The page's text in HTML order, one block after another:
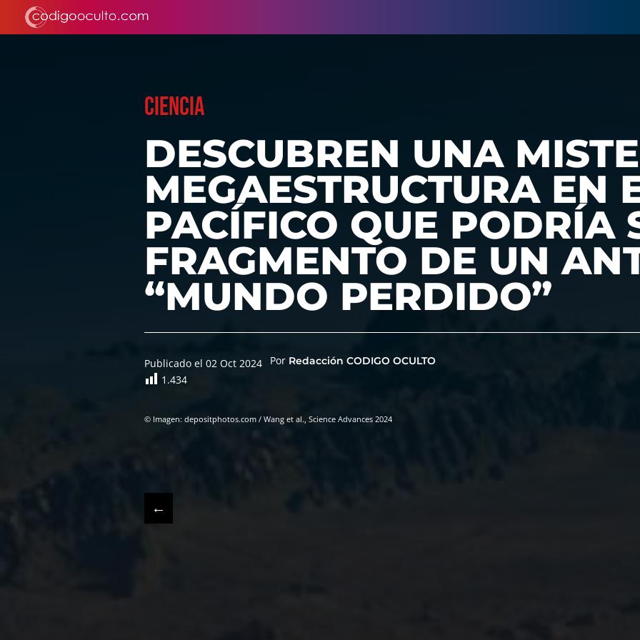
CIENCIA
DESCUBREN UNA
MEGAESTRUCTURA EN
PACÍFICO QUE PODRÍA
FRAGMENTO DE UN
“MUNDO PERDIDO”
Publicado el 02 Oct 2024 Por Redacción CODIGO OCULTO
1.434
© Imagen: depositphotos.com / Wang et al., Science Advances 2024
←